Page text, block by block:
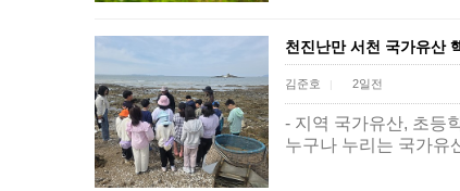
천진난만 서천 국가유산
김준호 | 2일전
- 지역 국가유산, 초등
누구나 누리는 국가유